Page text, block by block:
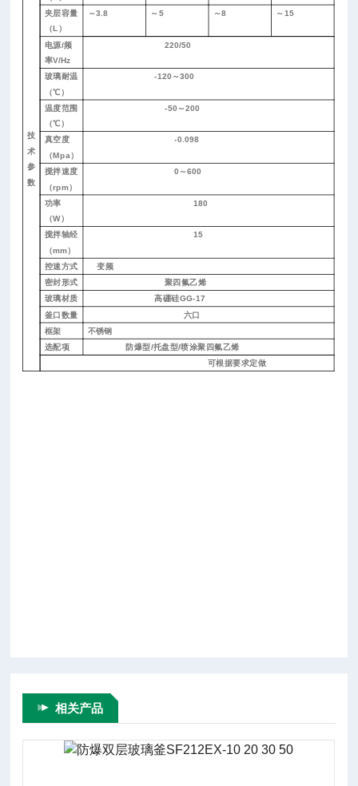
技
术
参
数
夹层容量
（L）
～3.8 ～5 ～8 ～15
电源/频
率V/Hz
220/50
玻璃耐温
（℃）
-120～300
温度范围
（℃）
-50～200
真空度
（Mpa）
-0.098
搅拌速度
（rpm）
0～600
功率
（W）
180
搅拌轴经
（mm）
15
控速方式 变频
密封形式
聚四氟乙烯
玻璃材质
高硼硅GG-17
釜口数量
六口
框架
不锈钢
选配项
防爆型/托盘型/喷涂聚四氟乙烯
可根据要求定做
相关产品